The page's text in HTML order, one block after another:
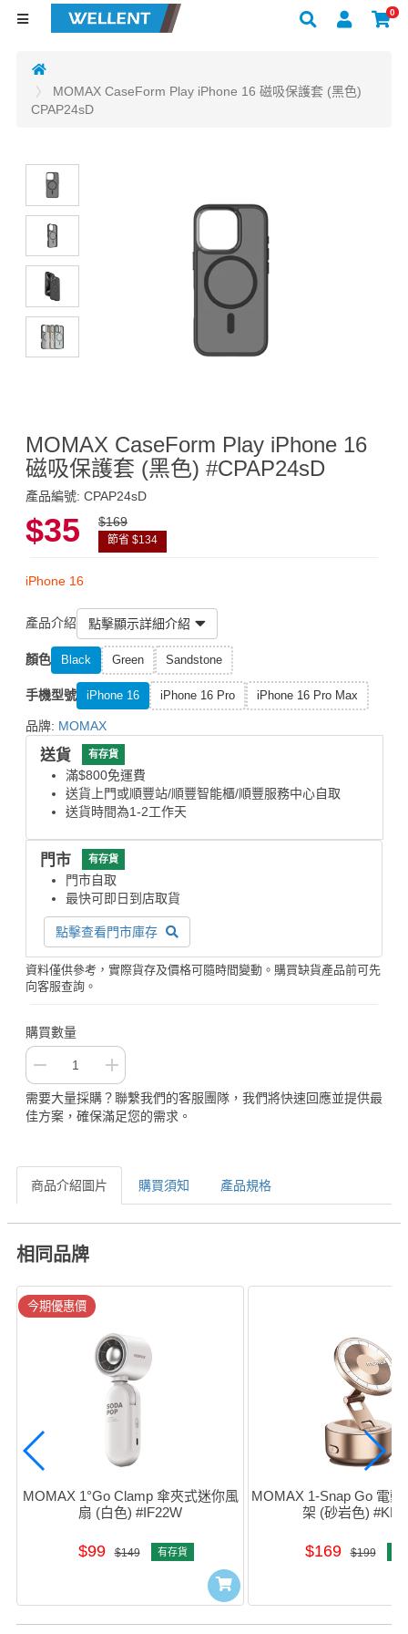
0
MOMAX CaseForm Play iPhone 16 磁吸保護套 (黑色)
CPAP24sD
MOMAX CaseForm Play iPhone 16
磁吸保護套 (黑色) #CPAP24sD
產品編號: CPAP24sD
$35 $169
節省 $134
iPhone 16
產品介紹 點擊顯示詳細介紹
顏色 Black Green Sandstone
手機型號 iPhone 16 iPhone 16 Pro iPhone 16 Pro Max
品牌: MOMAX
送貨 有存貨
滿$800免運費
送貨上門或順豐站/順豐智能櫃/順豐服務中心自取
送貨時間為1-2工作天
門市 有存貨
門市自取
最快可即日到店取貨
點擊查看門市庫存
資料僅供參考，實際貨存及價格可隨時間變動。購買缺貨產品前可先
向客服查詢。
購買數量
需要大量採購？聯繫我們的客服團隊，我們將快速回應並提供最
佳方案，確保滿足您的需求。
商品介紹圖片 購買須知 產品規格
相同品牌
今期優惠價
MOMAX 1°Go Clamp 傘夾式迷你風
扇 (白色) #IF22W
$99 $149 有存貨
MOMAX 1-Snap Go 電動
架 (砂岩色)
$169 $199